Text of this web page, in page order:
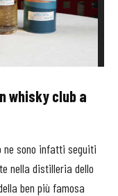
whisky club a
ne sono infatti seguiti
nella distilleria dello
ben più famosa